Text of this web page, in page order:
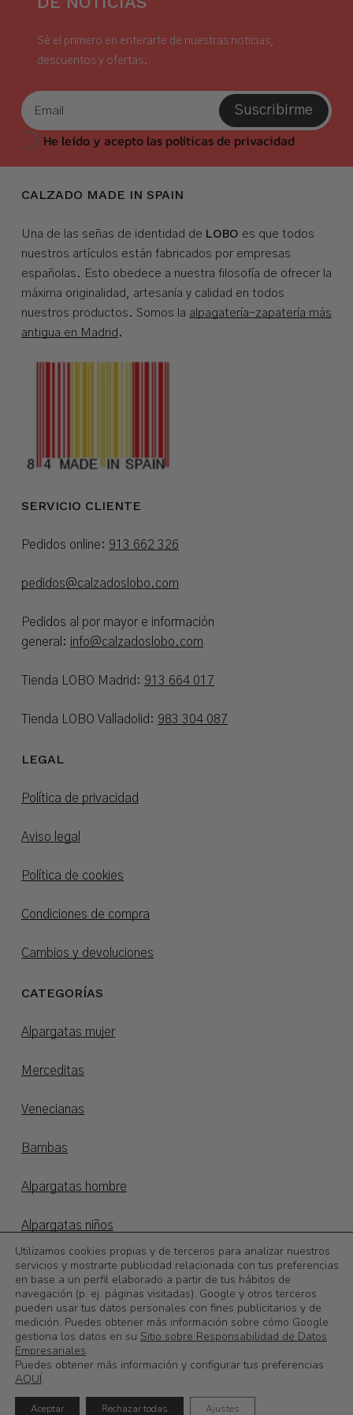
Subtotal: 0,00€
Sé el primero en enterarte de nuestras noticias,
descuentos y ofertas.
Suscribirme
He leído y acepto las políticas de privacidad
CALZADO MADE IN SPAIN
Una de las señas de identidad de LOBO es que todos
nuestros artículos están fabricados por empresas
españolas. Esto obedece a nuestra filosofía de ofrecer la
máxima originalidad, artesanía y calidad en todos
nuestros productos. Somos la alpagatería-zapatería más
antigua en Madrid .
SERVICIO CLIENTE
Pedidos online: 913 662 326
pedidos@calzadoslobo.com
Pedidos al por mayor e información
general: info@calzadoslobo.com
Tienda LOBO Madrid: 913 664 017
Tienda LOBO Valladolid: 983 304 087
LEGAL
Política de privacidad
Aviso legal
Política de cookies
Condiciones de compra
Cambios y devoluciones
CATEGORÍAS
Alpargatas mujer
Merceditas
Venecianas
Bambas
Alpargatas hombre
Alpargatas niños
Otoño/invierno
©2026Calzadoslobo
Utilizamos cookies propias y de terceros para analizar nuestros
servicios y mostrarte publicidad relacionada con tus preferencias
en base a un perfil elaborado a partir de tus hábitos de
navegación (p. ej. páginas visitadas). Google y otros terceros
pueden usar tus datos personales con fines publicitarios y de
medición. Puedes obtener más información sobre cómo Google
gestiona los datos en su Sitio sobre Responsabilidad de Datos
Empresariales.
Puedes obtener más información y configurar tus preferencias
AQUÍ.
Aceptar Rechazar todas Ajustes